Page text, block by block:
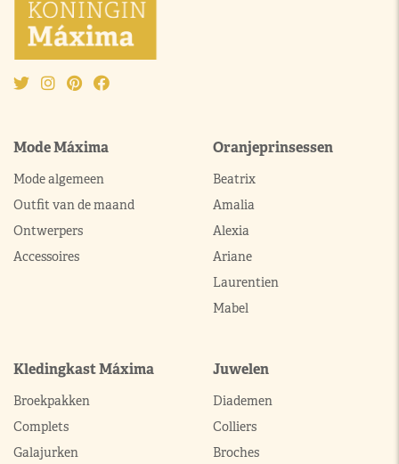
Mode Máxima
Mode algemeen
Outfit van de maand
Ontwerpers
Accessoires
Oranjeprinsessen
Beatrix
Amalia
Alexia
Ariane
Laurentien
Mabel
Kledingkast Máxima
Broekpakken
Complets
Galajurken
Juwelen
Diademen
Colliers
Broches